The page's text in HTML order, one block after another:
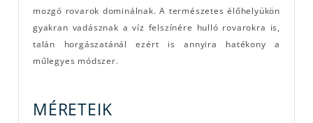
mozgó rovarok dominálnak. A természetes élőhelyükön
gyakran vadásznak a víz felszínére hulló rovarokra is,
talán horgászatánál ezért is annyira hatékony a
műlegyes módszer.
MÉRETEIK